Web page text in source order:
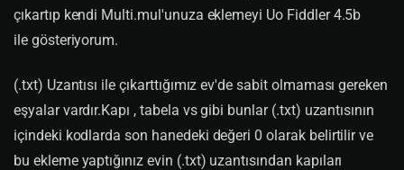
çıkartıp kendi Multi.mul'unuza eklemeyi Uo Fiddler 4.5b
ile gösteriyorum.
(.txt) Uzantısı ile çıkarttığımız ev'de sabit olmaması gereken
eşyalar vardır.Kapı , tabela vs gibi bunlar (.txt) uzantısının
içindeki kodlarda son hanedeki değeri 0 olarak belirtilir ve
bu ekleme yaptığınız evin (.txt) uzantısından kapıları